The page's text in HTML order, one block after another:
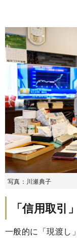
写真：川瀬典子
「信用取引
一般的に「現渡し